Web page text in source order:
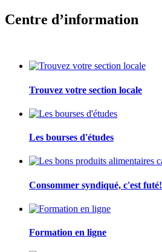
Centre d’information
Trouvez votre section locale
Les bourses d'études
Consommer syndiqué, c'est futé!
Formation en ligne